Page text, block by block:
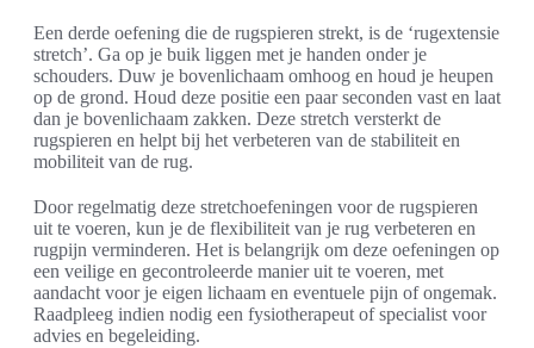
Een derde oefening die de rugspieren strekt, is de ‘rugextensie
stretch’. Ga op je buik liggen met je handen onder je
schouders. Duw je bovenlichaam omhoog en houd je heupen
op de grond. Houd deze positie een paar seconden vast en laat
dan je bovenlichaam zakken. Deze stretch versterkt de
rugspieren en helpt bij het verbeteren van de stabiliteit en
mobiliteit van de rug.
Door regelmatig deze stretchoefeningen voor de rugspieren
uit te voeren, kun je de flexibiliteit van je rug verbeteren en
rugpijn verminderen. Het is belangrijk om deze oefeningen op
een veilige en gecontroleerde manier uit te voeren, met
aandacht voor je eigen lichaam en eventuele pijn of ongemak.
Raadpleeg indien nodig een fysiotherapeut of specialist voor
advies en begeleiding.